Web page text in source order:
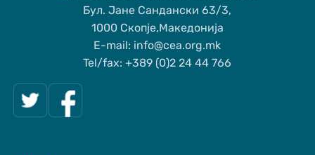
Бул. Јане Сандански 63/3,
1000 Скопје,Македонија
Е-mail: info@cea.org.mk
Tel/fax: +389 (0)2 24 44 766